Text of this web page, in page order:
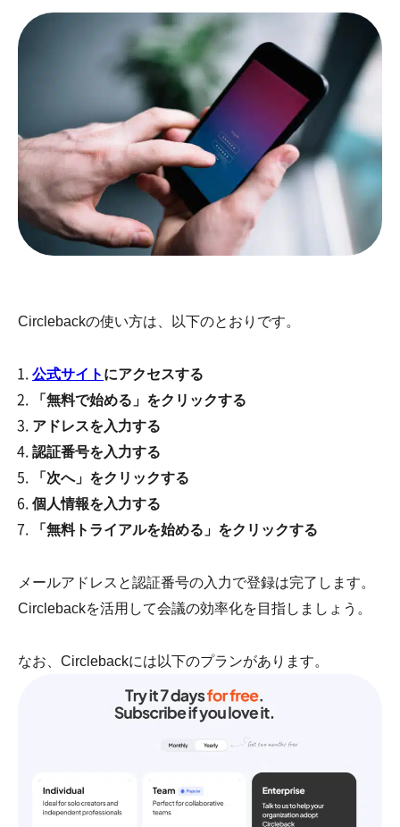
Circlebackの使い方は、以下のとおりです。
公式サイト にアクセスする
「無料で始める」をクリックする
アドレスを入力する
認証番号を入力する
「次へ」をクリックする
個人情報を入力する
「無料トライアルを始める」をクリックする
メールアドレスと認証番号の入力で登録は完了します。
Circlebackを活用して会議の効率化を目指しましょう。
なお、Circlebackには以下のプランがあります。